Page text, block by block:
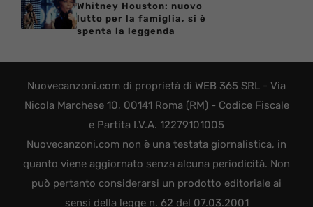
Whitney Houston: nuovo
lutto per la famiglia, si è
spenta la leggenda
Nuovecanzoni.com di proprietà di WEB 365 SRL - Via
Nicola Marchese 10, 00141 Roma (RM) - Codice Fiscale
e Partita I.V.A. 12279101005
Nuovecanzoni.com non è una testata giornalistica, in
quanto viene aggiornato senza alcuna periodicità. Non
può pertanto considerarsi un prodotto editoriale ai
sensi della legge n. 62 del 07.03.2001